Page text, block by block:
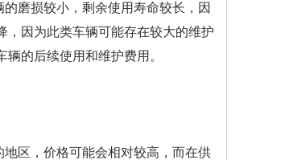
磨损较小，剩余使用寿命较长，因
，因为此类车辆可能存在较大的维护
的后续使用和维护费用。
区，价格可能会相对较高，而在供